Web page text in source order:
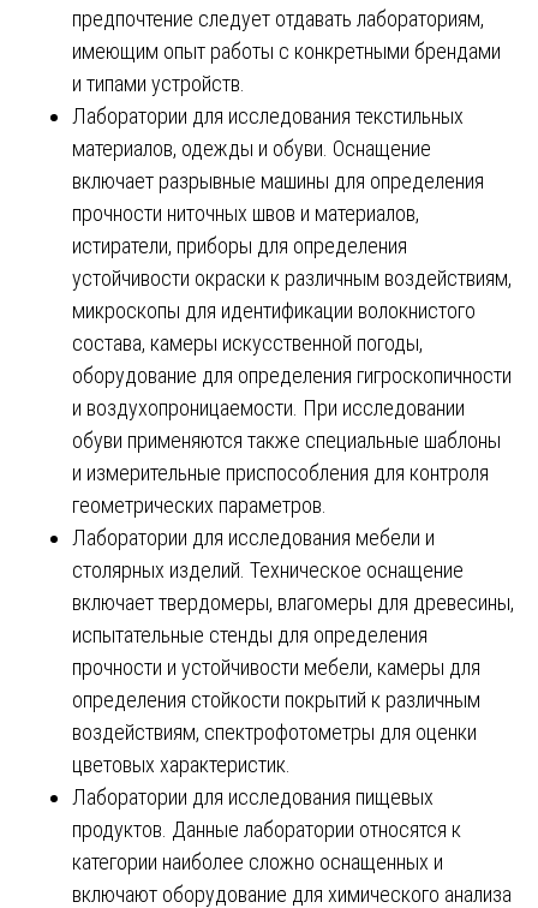
предпочтение следует отдавать лабораториям,
имеющим опыт работы с конкретными брендами
и типами устройств.
Лаборатории для исследования текстильных
материалов, одежды и обуви. Оснащение
включает разрывные машины для определения
прочности ниточных швов и материалов,
истиратели, приборы для определения
устойчивости окраски к различным воздействиям,
микроскопы для идентификации волокнистого
состава, камеры искусственной погоды,
оборудование для определения гигроскопичности
и воздухопроницаемости. При исследовании
обуви применяются также специальные шаблоны
и измерительные приспособления для контроля
геометрических параметров.
Лаборатории для исследования мебели и
столярных изделий. Техническое оснащение
включает твердомеры, влагомеры для древесины,
испытательные стенды для определения
прочности и устойчивости мебели, камеры для
определения стойкости покрытий к различным
воздействиям, спектрофотометры для оценки
цветовых характеристик.
Лаборатории для исследования пищевых
продуктов. Данные лаборатории относятся к
категории наиболее сложно оснащенных и
включают оборудование для химического анализа